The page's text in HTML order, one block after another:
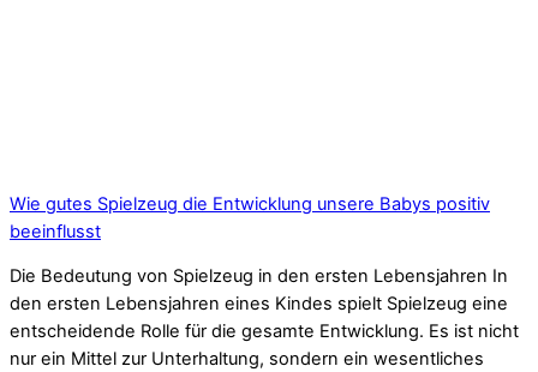
Wie gutes Spielzeug die Entwicklung unsere Babys positiv
beeinflusst
Die Bedeutung von Spielzeug in den ersten Lebensjahren In
den ersten Lebensjahren eines Kindes spielt Spielzeug eine
entscheidende Rolle für die gesamte Entwicklung. Es ist nicht
nur ein Mittel zur Unterhaltung, sondern ein wesentliches